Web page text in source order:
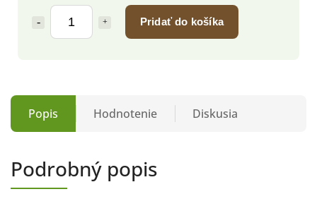
Pridať do košíka
Popis Hodnotenie Diskusia
Podrobný popis